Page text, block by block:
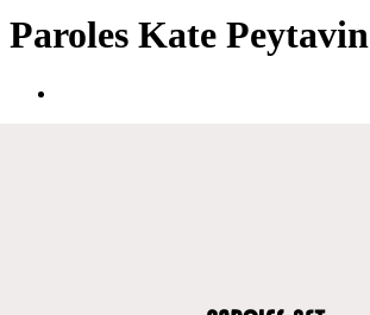
Paroles Kate Peytavin